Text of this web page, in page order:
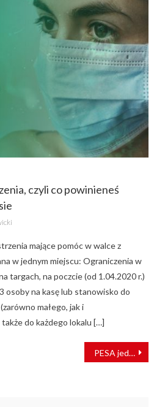
czyli co powinieneś
mające pomóc w walce z
w jednym miejscu: Ograniczenia w
targach, na poczcie (od 1.04.2020 r.)
osoby na kasę lub stanowisko do
małego, jak i
do każdego lokalu […]
PESA jedynym oferentem w przetargu na nowe pociągi spalinowe Kolei Dolnośląskich